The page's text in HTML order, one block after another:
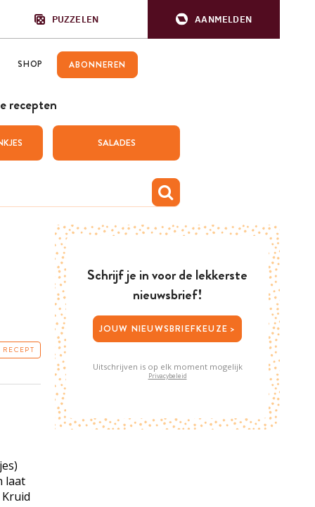
PUZZELEN AANMELDEN
SHOP ABONNEREN
recepten
SALADES
laat
Schrijf je in voor de lekkerste
nieuwsbrief!
JOUW NIEUWSBRIEFKEUZE >
Uitschrijven is op elk moment mogelijk
Privacybeleid